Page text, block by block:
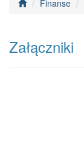
Finanse
Załączniki